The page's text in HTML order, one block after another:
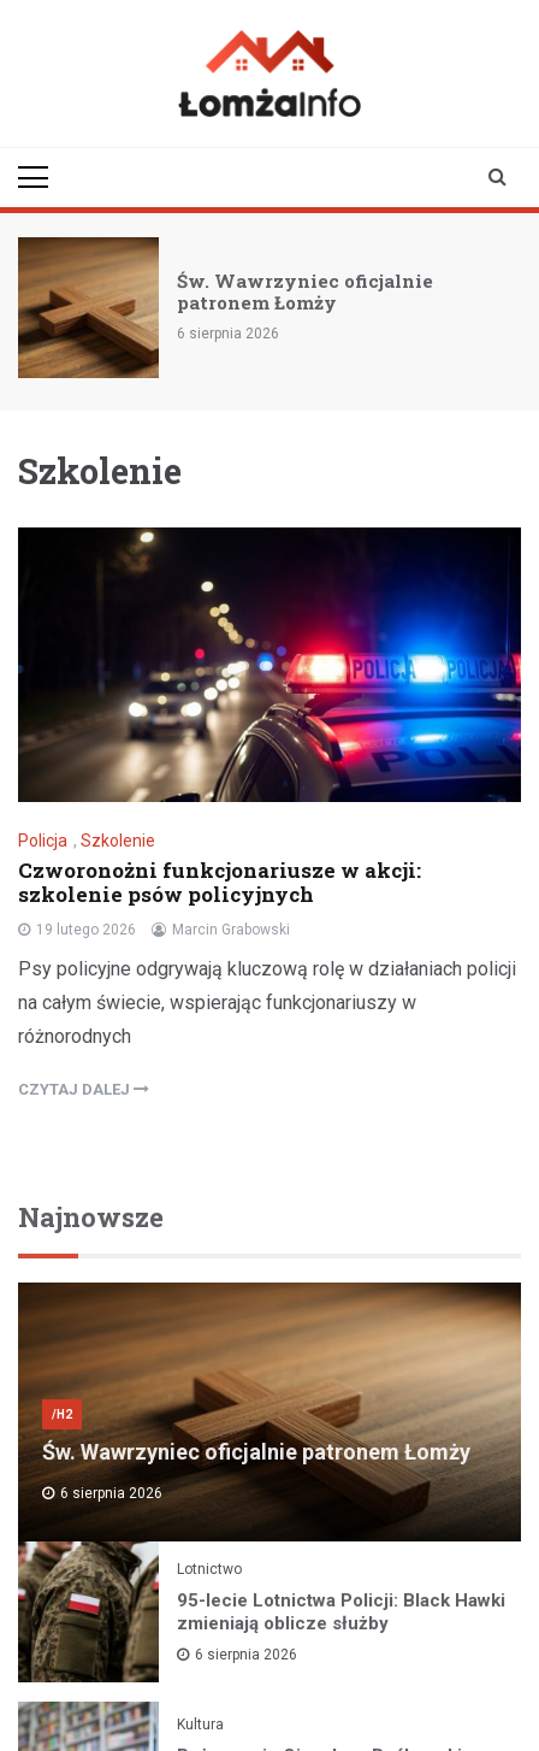
Św. Wawrzyniec oficjalnie
patronem Łomży
6 sierpnia 2026
Szkolenie
Policja , Szkolenie
Czworonożni funkcjonariusze w akcji:
szkolenie psów policyjnych
19 lutego 2026 Marcin Grabowski
Psy policyjne odgrywają kluczową rolę w działaniach policji
na całym świecie, wspierając funkcjonariuszy w
różnorodnych
CZYTAJ DALEJ
Najnowsze
/H2
Św. Wawrzyniec oficjalnie patronem Łomży
6 sierpnia 2026
Lotnictwo
95-lecie Lotnictwa Policji: Black Hawki
zmieniają oblicze służby
6 sierpnia 2026
Kultura